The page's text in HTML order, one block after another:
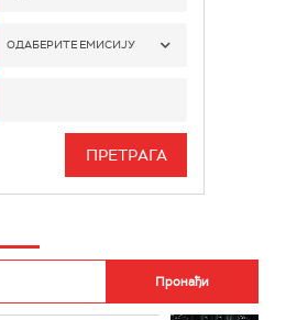
РАДИО БЕОГРАД 1
РАДИО БЕОГРАД 3
РАДИО РОКЕНРОЛЕР
ОДАБЕРИТЕ ЕМИСИЈУ
ИНФО